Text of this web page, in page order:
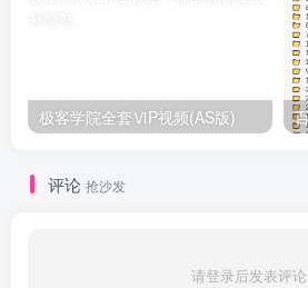
极客学院全套ⅥP视频(AS版)
评论 抢沙发
请登录后发表评论